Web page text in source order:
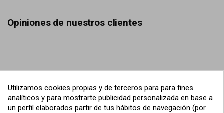
Opiniones de nuestros clientes
Utilizamos cookies propias y de terceros para para fines
analíticos y para mostrarte publicidad personalizada en base a
un perfil elaborados partir de tus hábitos de navegación (por